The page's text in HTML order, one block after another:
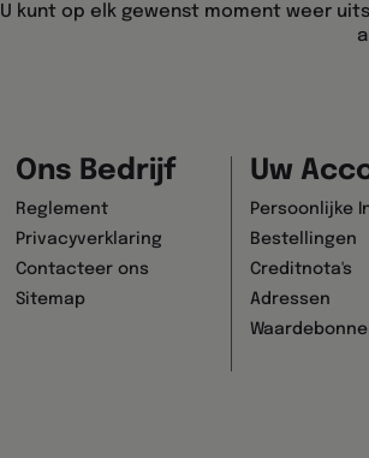
U kunt op elk gewenst moment weer
Ons Bedrijf
Reglement
Privacyverklaring
Contacteer ons
Sitemap
Uw
Persoonlijke
Bestellingen
Creditnota's
Adressen